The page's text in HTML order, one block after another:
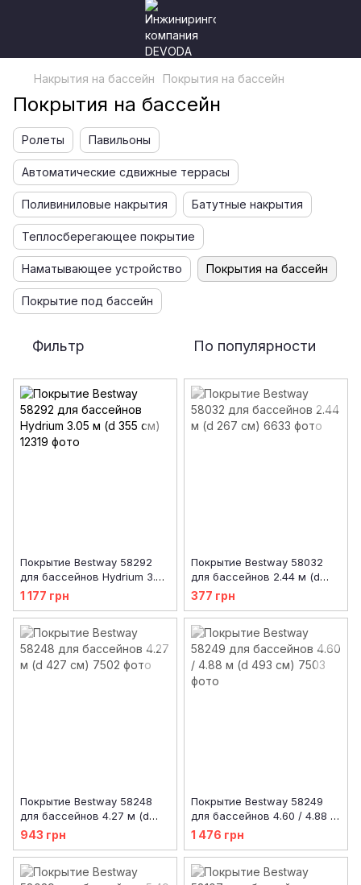
Накрытия на бассейн Покрытия на бассейн
Покрытия на бассейн
Ролеты Павильоны
Автоматические сдвижные террасы
Поливиниловые накрытия Батутные накрытия
Теплосберегающее покрытие
Наматывающее устройство Покрытия на бассейн
Покрытие под бассейн
Фильтр По популярности
Покрытие Bestway 58292
для бассейнов Hydrium 3.05
м (d 355 см)
1 177 грн
Покрытие Bestway 58032
для бассейнов 2.44 м (d
267 см)
377 грн
Покрытие Bestway 58248
для бассейнов 4.27 м (d
427 см)
943 грн
Покрытие Bestway 58249
для бассейнов 4.60 / 4.88 м
(d 493 см)
1 476 грн